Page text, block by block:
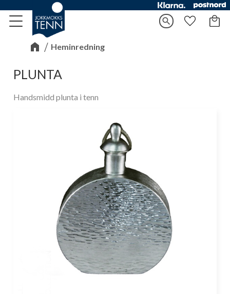
Meny search Favoriter
Heminredning
PLUNTA
Handsmidd plunta i tenn